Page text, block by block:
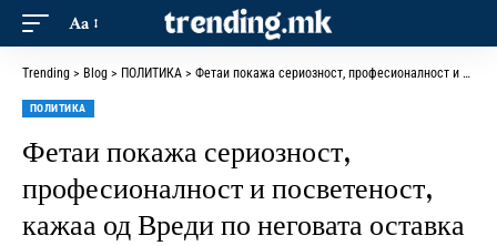
Aa
Trending > Blog > ПОЛИТИКА > Фетаи покажа сериозност, професионалност и посветеност, кажаа од Вреди по неговата оставка
ПОЛИТИКА
Фетаи покажа сериозност,
професионалност и посветеност,
кажаа од Вреди по неговата оставка